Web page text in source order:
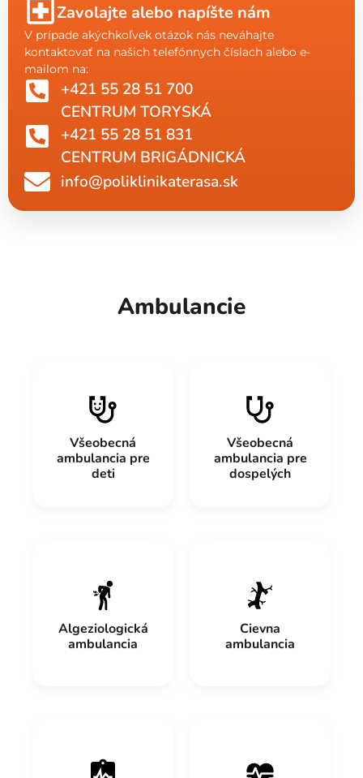
Zavolajte alebo napíšte nám
V prípade akýchkoľvek otázok nás neváhajte
kontaktovať na našich telefónnych číslach alebo e-
mailom na:
+421 55 28 51 700
CENTRUM TORYSKÁ
+421 55 28 51 831
CENTRUM BRIGÁDNICKÁ
info@poliklinikaterasa.sk
Ambulancie
Všeobecná
ambulancia pre
deti
Všeobecná
ambulancia pre
dospelých
Algeziologická
ambulancia
Cievna
ambulancia